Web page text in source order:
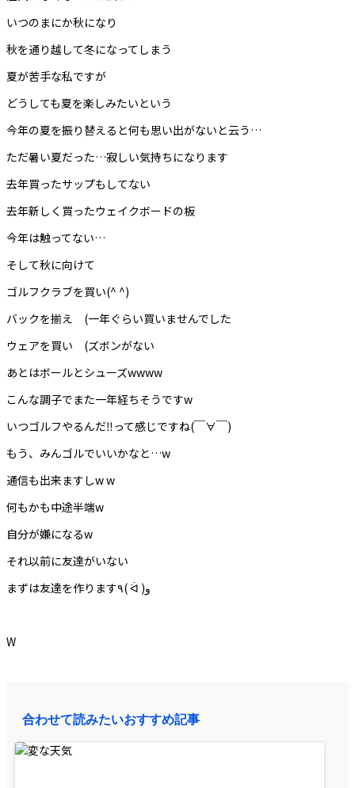
いつのまにか秋になり
秋を通り越して冬になってしまう
夏が苦手な私ですが
どうしても夏を楽しみたいという
今年の夏を振り替えると何も思い出がないと云う…
ただ暑い夏だった…寂しい気持ちになります
去年買ったサップもしてない
去年新しく買ったウェイクボードの板
今年は触ってない…
そして秋に向けて
ゴルフクラブを買い(^ ^)
バックを揃え (一年ぐらい買いませんでした
ウェアを買い (ズボンがない
あとはボールとシューズwwww
こんな調子でまた一年経ちそうですw
いつゴルフやるんだ‼︎って感じですね(￣∀￣)
もう、みんゴルでいいかなと…w
通信も出来ますしw w
何もかも中途半端w
自分が嫌になるw
それ以前に友達がいない
まずは友達を作ります٩( ᐛ )و
W
合わせて読みたいおすすめ記事